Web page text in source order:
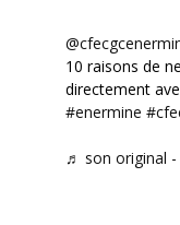
10 raisons de
directement
#enermine
♬ son original -